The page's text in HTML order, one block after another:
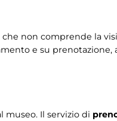
non comprende la
e su prenotazione,
museo. Il servizio di